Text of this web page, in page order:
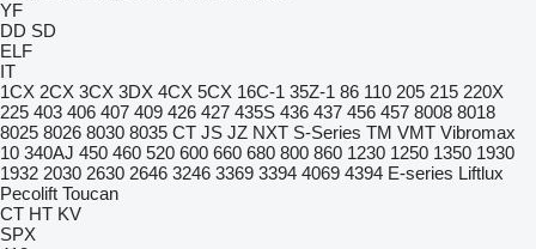
YF
DD SD
ELF
IT
1CX 2CX 3CX 3DX 4CX 5CX 16C-1 35Z-1 86 110 205 215 220X
225 403 406 407 409 426 427 435S 436 437 456 457 8008 8018
8025 8026 8030 8035 CT JS JZ NXT S-Series TM VMT Vibromax
10 340AJ 450 460 520 600 660 680 800 860 1230 1250 1350 1930
1932 2030 2630 2646 3246 3369 3394 4069 4394 E-series Liftlux
Pecolift Toucan
CT HT KV
SPX